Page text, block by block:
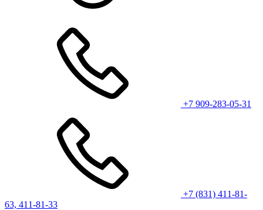
+7 909-283-05-31
+7 (831) 411-81-
63, 411-81-33